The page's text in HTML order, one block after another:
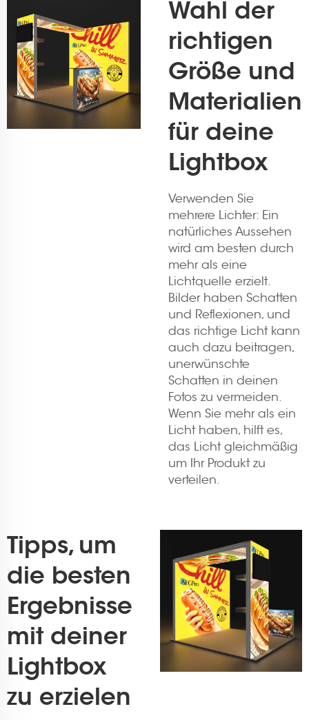
Wahl der
richtigen
Größe und
Materialien
für deine
Lightbox
Verwenden Sie
mehrere Lichter: Ein
natürliches Aussehen
wird am besten durch
mehr als eine
Lichtquelle erzielt.
Bilder haben Schatten
und Reflexionen, und
das richtige Licht kann
auch dazu beitragen,
unerwünschte
Schatten in deinen
Fotos zu vermeiden.
Wenn Sie mehr als ein
Licht haben, hilft es,
das Licht gleichmäßig
um Ihr Produkt zu
verteilen.
Tipps, um
die besten
Ergebnisse
mit deiner
Lightbox
zu erzielen